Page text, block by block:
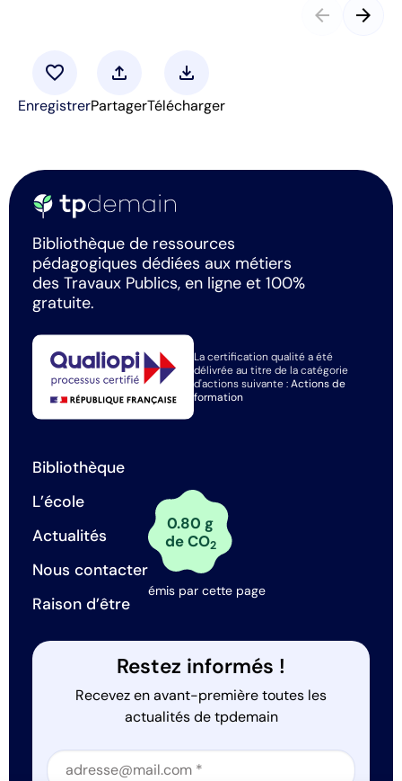
arrow_back arrow_forward
favorite
Enregistrer
upload
Partager
download
Télécharger
Bibliothèque de ressources
pédagogiques dédiées aux métiers
des Travaux Publics, en ligne et 100%
gratuite.
La certification qualité a été
délivrée au titre de la catégorie
d'actions suivante :Actions de
formation
Bibliothèque
L’école
Actualités
Nous contacter
Raison d’être
0.80 g
de CO2
émis par cette page
Restez informés !
Recevez en avant-première toutes les
actualités de tpdemain
Section